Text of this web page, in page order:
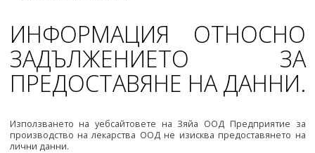
ИНФОРМАЦИЯ ОТНОСНО
ЗАДЪЛЖЕНИЕТО ЗА
ПРЕДОСТАВЯНЕ НА ДАННИ.
Използването на уебсайтовете на Зяйа ООД Предприятие за
производство на лекарства ООД не изисква предоставянето на
лични данни.